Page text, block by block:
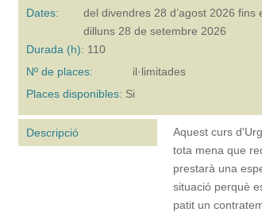
Dates: del divendres 28 d’agost 2026 fins
dilluns 28 de setembre 2026
Durada (h): 110
Nº de places:
il·limitades
Places disponibles: Si
Descripció
Aquest curs
tota mena que
prestarà una
situació perquè
patit un